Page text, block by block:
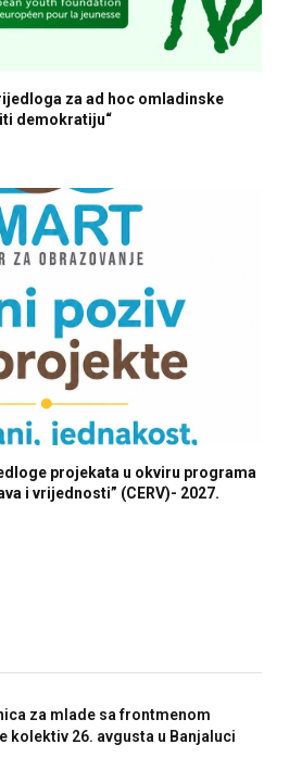
za ad hoc omladinske
demokratiju“
projekata u okviru programa
i vrijednosti” (CERV)- 2027.
za mlade sa frontmenom
kolektiv 26. avgusta u Banjaluci